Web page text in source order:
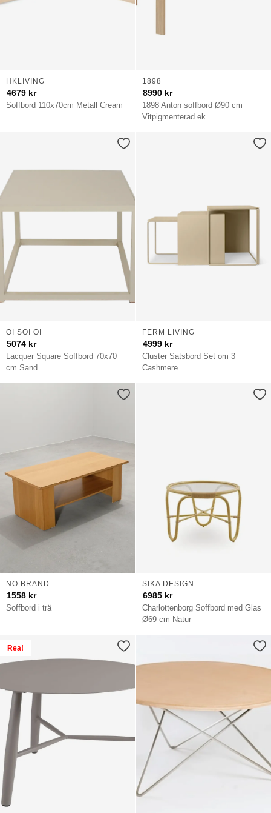
Soffbord 110x70cm Metall Cream
HKLIVING
4679 kr
1898 Anton soffbord Ø90 cm
Vitpigmenterad ek
1898
8990 kr
Lacquer Square Soffbord 70x70
cm Sand
OI SOI OI
5074 kr
Cluster Satsbord Set om 3
Cashmere
FERM LIVING
4999 kr
Soffbord i trä
NO BRAND
1558 kr
Charlottenborg Soffbord med Glas
Ø69 cm Natur
SIKA DESIGN
6985 kr
Rea!